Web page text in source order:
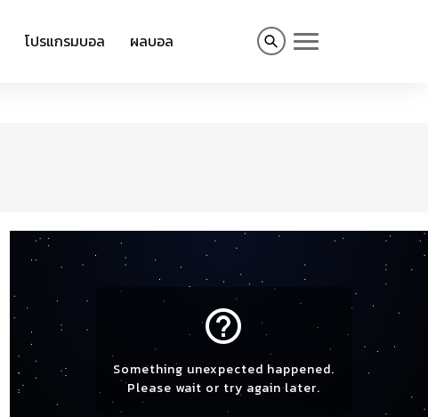
โปรแกรมบอล ผลบอล
help_outline
Something unexpected happened.
Please wait or try again later.